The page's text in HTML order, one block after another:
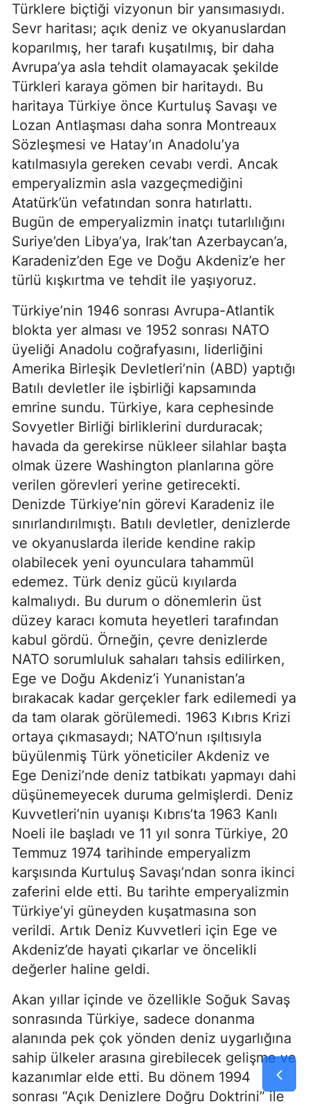
Türklere biçtiği vizyonun bir yansımasıydı.
Sevr haritası; açık deniz ve okyanuslardan
koparılmış, her tarafı kuşatılmış, bir daha
Avrupa’ya asla tehdit olamayacak şekilde
Türkleri karaya gömen bir haritaydı. Bu
haritaya Türkiye önce Kurtuluş Savaşı ve
Lozan Antlaşması daha sonra Montreaux
Sözleşmesi ve Hatay’ın Anadolu’ya
katılmasıyla gereken cevabı verdi. Ancak
emperyalizmin asla vazgeçmediğini
Atatürk’ün vefatından sonra hatırlattı.
Bugün de emperyalizmin inatçı tutarlılığını
Suriye’den Libya’ya, Irak’tan Azerbaycan’a,
Karadeniz’den Ege ve Doğu Akdeniz’e her
türlü kışkırtma ve tehdit ile yaşıyoruz.
Türkiye’nin 1946 sonrası Avrupa-Atlantik
blokta yer alması ve 1952 sonrası NATO
üyeliği Anadolu coğrafyasını, liderliğini
Amerika Birleşik Devletleri’nin (ABD) yaptığı
Batılı devletler ile işbirliği kapsamında
emrine sundu. Türkiye, kara cephesinde
Sovyetler Birliği birliklerini durduracak;
havada da gerekirse nükleer silahlar başta
olmak üzere Washington planlarına göre
verilen görevleri yerine getirecekti.
Denizde Türkiye’nin görevi Karadeniz ile
sınırlandırılmıştı. Batılı devletler, denizlerde
ve okyanuslarda ileride kendine rakip
olabilecek yeni oyunculara tahammül
edemez. Türk deniz gücü kıyılarda
kalmalıydı. Bu durum o dönemlerin üst
düzey karacı komuta heyetleri tarafından
kabul gördü. Örneğin, çevre denizlerde
NATO sorumluluk sahaları tahsis edilirken,
Ege ve Doğu Akdeniz’i Yunanistan’a
bırakacak kadar gerçekler fark edilemedi ya
da tam olarak görülemedi. 1963 Kıbrıs Krizi
ortaya çıkmasaydı; NATO’nun ışıltısıyla
büyülenmiş Türk yöneticiler Akdeniz ve
Ege Denizi’nde deniz tatbikatı yapmayı dahi
düşünemeyecek duruma gelmişlerdi. Deniz
Kuvvetleri’nin uyanışı Kıbrıs’ta 1963 Kanlı
Noeli ile başladı ve 11 yıl sonra Türkiye, 20
Temmuz 1974 tarihinde emperyalizm
karşısında Kurtuluş Savaşı’ndan sonra ikinci
zaferini elde etti. Bu tarihte emperyalizmin
Türkiye’yi güneyden kuşatmasına son
verildi. Artık Deniz Kuvvetleri için Ege ve
Akdeniz’de hayati çıkarlar ve öncelikli
değerler haline geldi.
Akan yıllar içinde ve özellikle Soğuk Savaş
sonrasında Türkiye, sadece donanma
alanında pek çok yönden deniz uygarlığına
sahip ülkeler arasına girebilecek gelişme ve
kazanımlar elde etti. Bu dönem 1994
sonrası “Açık Denizlere Doğru Doktrini” ile